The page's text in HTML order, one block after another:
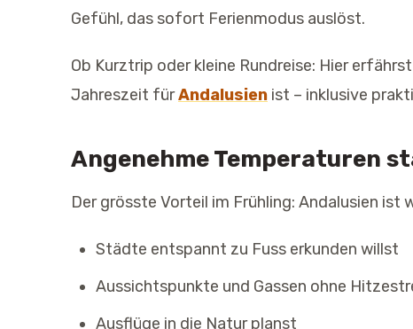
Gefühl, das sofort Ferienmodus auslöst.
Ob Kurztrip oder kleine Rundreise: Hier
Jahreszeit fürAndalusien ist – inklusive
Angenehme Temperaturen
Der grösste Vorteil im Frühling: Andalusien ist
Städte entspannt zu Fuss erkunden willst
Aussichtspunkte und Gassen ohne
Ausflüge in die Natur planst